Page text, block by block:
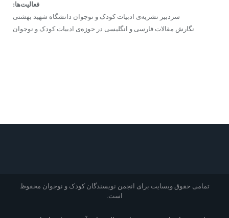
فعالیت‌ها:
سردبیر نشریه‌ی ادبیات کودک و نوجوان دانشگاه شهید بهشتی
نگارش مقالات فارسی و انگلیسی در حوزه‌ی ادبیات کودک و نوجوان
تمامی حقوق وبسایت برای انجمن نویسندگان کودک و نوجوان محفوظ
است.